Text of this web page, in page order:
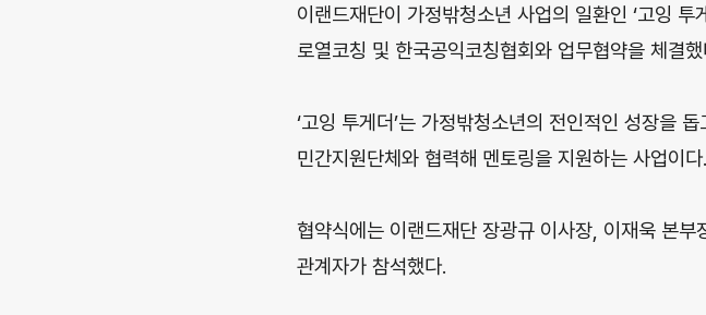
이랜드재단이 가정밖청소년 사업의 일환인 ‘고잉
로열코칭 및 한국공익코칭협회와 업무협약을 체결했
‘고잉 투게더’는 가정밖청소년의 전인적인 성장을
민간지원단체와 협력해 멘토링을 지원하는 사업이다.
협약식에는 이랜드재단 장광규 이사장, 이재욱 본
관계자가 참석했다.